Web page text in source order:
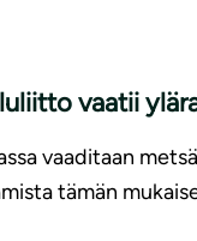
vaatii
vaaditaan
tämän